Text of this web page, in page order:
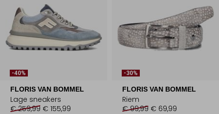
-40%
FLORIS VAN BOMMEL
Lage sneakers
€ 259,99 € 155,99
-30%
FLORIS VAN BOMMEL
Riem
€ 99,99 € 69,99